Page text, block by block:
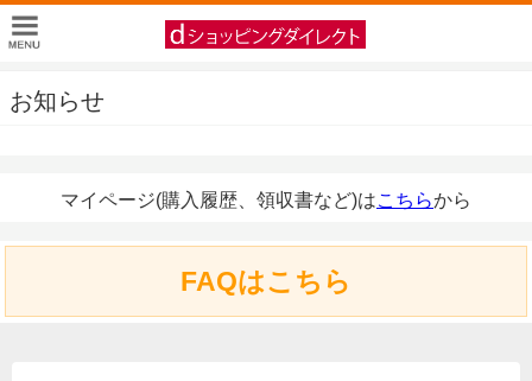
お知らせ
マイページ(購入履歴、領収書など)はこちらから
FAQはこちら